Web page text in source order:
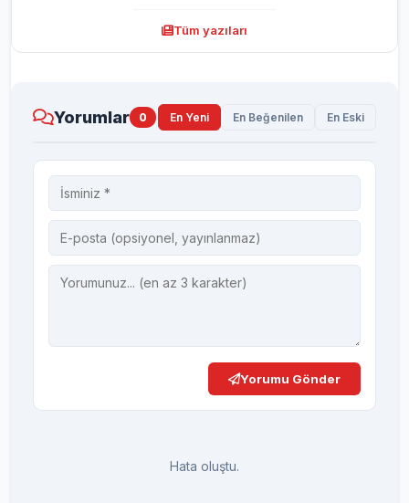
Tüm yazıları
Yorumlar 0 En Yeni En Beğenilen En Eski
Yorumu Gönder
Hata oluştu.